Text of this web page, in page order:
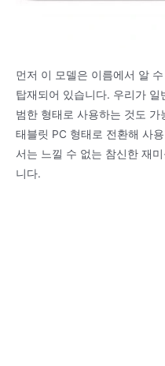
먼저 이 모델은 이름에서 알
탑재되어 있습니다. 우리가
범한 형태로 사용하는 것도
태블릿 PC 형태로 전환해 사
서는 느낄 수 없는 참신한 재
니다.